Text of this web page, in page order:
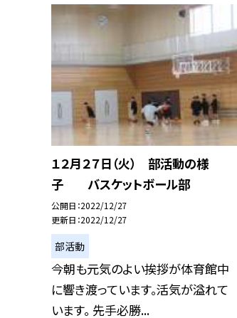
１２月２７日（火） 部活動の様
子 バスケットボール部
公開日 2022/12/27
更新日 2022/12/27
部活動
今朝も元気のよい挨拶が体育館中
に響き渡っています。活気が溢れて
います。 先手必勝...